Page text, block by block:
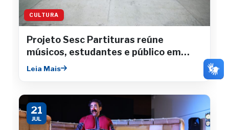
CULTURA
Projeto Sesc Partituras reúne
músicos, estudantes e público em
concertos gratuitos
Leia Mais
21
JUL